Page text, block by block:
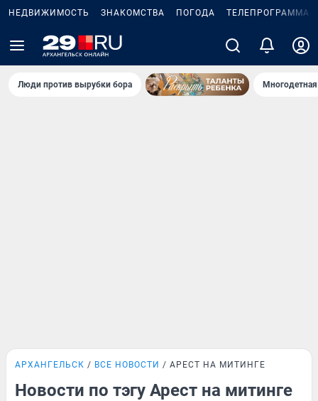
НЕДВИЖИМОСТЬ ЗНАКОМСТВА ПОГОДА ТЕЛЕПРОГРАММА
Люди против вырубки бора
АРХАНГЕЛЬСК ВСЕ НОВОСТИ АРЕСТ НА МИТИНГЕ
Новости по тэгу Арест на митинге